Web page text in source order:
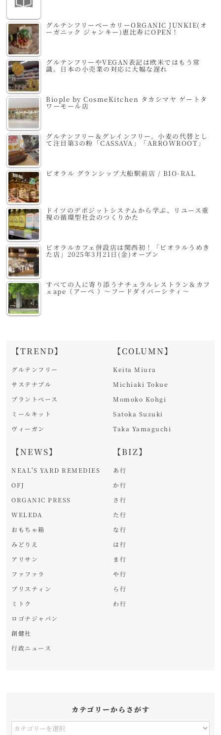
グルテンフリーベーカリーORGANIC JUNKIE(オ
ーガニック ジャンキー)恵比寿にOPEN！
グルテンフリーやVEGAN表記は欧米ではもう常
識。日本の小売業の対応に大幅な遅れ
Biople by CosmeKitchen タカシマヤ ゲートタ
ワーモール店
グルテンフリー＆グレインフリー。小麦の代替とし
て注目第3の粉「CASSAVA」「ARROWROOT」
ビオラル グランシップ大船駅前店 / BIO-RAL
ドイツのデポジットシステムから学ぶ、リユース重
視の循環型社会のつくりかた
ビオラルカフェ併設店は関西初！「ビオラルうめき
た店」2025年3月21日(金)オープン
すべての人に寄り添うナチュラルレストラン＆カフ
ェape（アーペ ）～フードダイバーシティ～
【TREND】
グルテンフリー
サステナブル
プラントベース
ミールキット
ヴィーガン
【NEWS】
NEAL'S YARD REMEDIES
OFJ
ORGANIC PRESS
WELEDA
おもちゃ箱
みどりえ
アリサン
ファファラ
プリスティン
ミトク
ロゴナジャパン
創健社
行政ニュース
【COLUMN】
Keita Miura
Michiaki Tokue
Momoko Kohgi
Satoka Suzuki
Taka Yamaguchi
【BIZ】
あ行
か行
さ行
た行
な行
は行
ま行
や行
ら行
わ行
カテゴリーからさがす
カ